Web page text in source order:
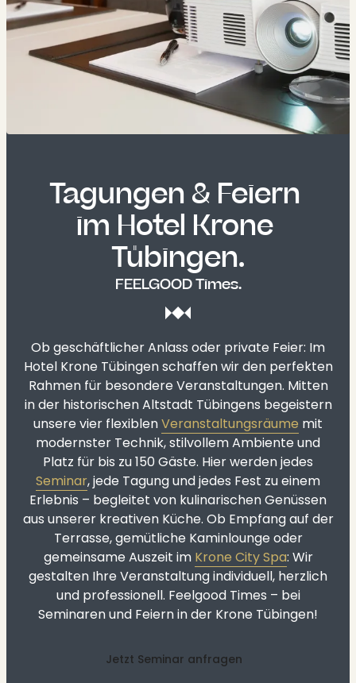
Tagungen & Feiern
im Hotel Krone
Tübingen.
FEELGOOD Times.
Ob geschäftlicher Anlass oder private Feier: Im
Hotel Krone Tübingen schaffen wir den perfekten
Rahmen für besondere Veranstaltungen. Mitten
in der historischen Altstadt Tübingens begeistern
unsere vier flexiblenVeranstaltungsräume mit
modernster Technik, stilvollem Ambiente und
Platz für bis zu 150 Gäste. Hier werden jedes
Seminar, jede Tagung und jedes Fest zu einem
Erlebnis – begleitet von kulinarischen Genüssen
aus unserer kreativen Küche. Ob Empfang auf der
Terrasse, gemütliche Kaminlounge oder
gemeinsame Auszeit im Krone City Spa: Wir
gestalten Ihre Veranstaltung individuell, herzlich
und professionell. Feelgood Times – bei
Seminaren und Feiern in der Krone Tübingen!
Jetzt Seminar anfragen